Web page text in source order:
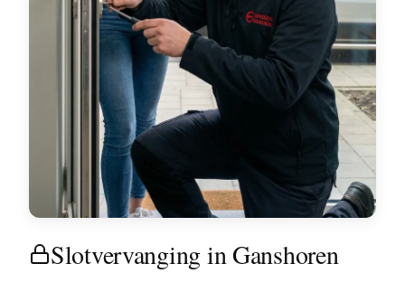
Slotvervanging in Ganshoren